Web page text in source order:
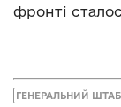
фронті
ГЕНЕРАЛЬНИЙ